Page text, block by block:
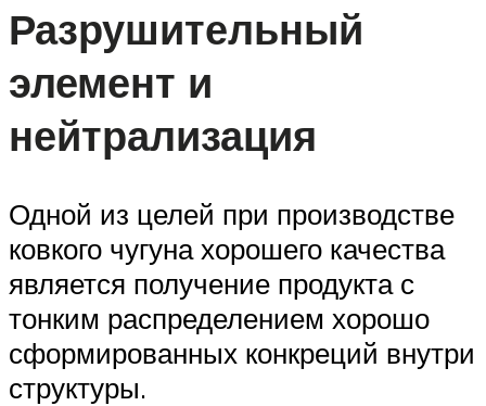
Разрушительный
элемент и
нейтрализация
Одной из целей при производстве
ковкого чугуна хорошего качества
является получение продукта с
тонким распределением хорошо
сформированных конкреций внутри
структуры.